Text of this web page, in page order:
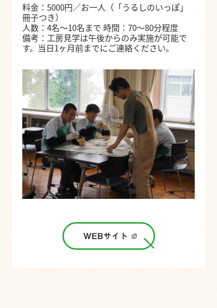
料金：5000円／お一人（「うるしのいっぽ」
冊子つき）
人数：4名〜10名まで 時間：70〜80分程度
備考：工房見学は午後からのみ実施が可能で
す。当日1ヶ月前までにご連絡ください。
WEBサイト